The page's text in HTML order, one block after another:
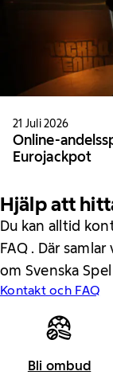
21 Juli 2026
Online-
Eurojackpot
Hjälp att
Du kan alltid
FAQ . Där
om Svenska
Kontakt och FAQ
Bli ombud